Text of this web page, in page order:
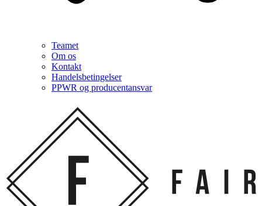
Teamet
Om os
Kontakt
Handelsbetingelser
PPWR og producentansvar